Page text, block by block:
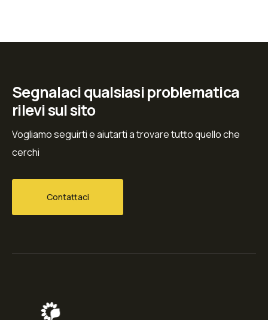
Segnalaci qualsiasi problematica
rilevi sul sito
Vogliamo seguirti e aiutarti a trovare tutto quello che
cerchi
Contattaci